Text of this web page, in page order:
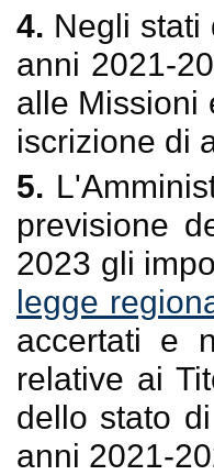
4. Negli stati
anni 2021-
alle Missioni
iscrizione di
5.
previsione
2023 gli
legge
accertati e
relative ai
dello stato
anni 2021-